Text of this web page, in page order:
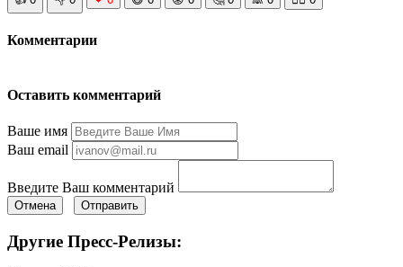
Комментарии
Оставить комментарий
Ваше имя
Ваш email
Введите Ваш комментарий
Отмена Отправить
Другие Пресс-Релизы: